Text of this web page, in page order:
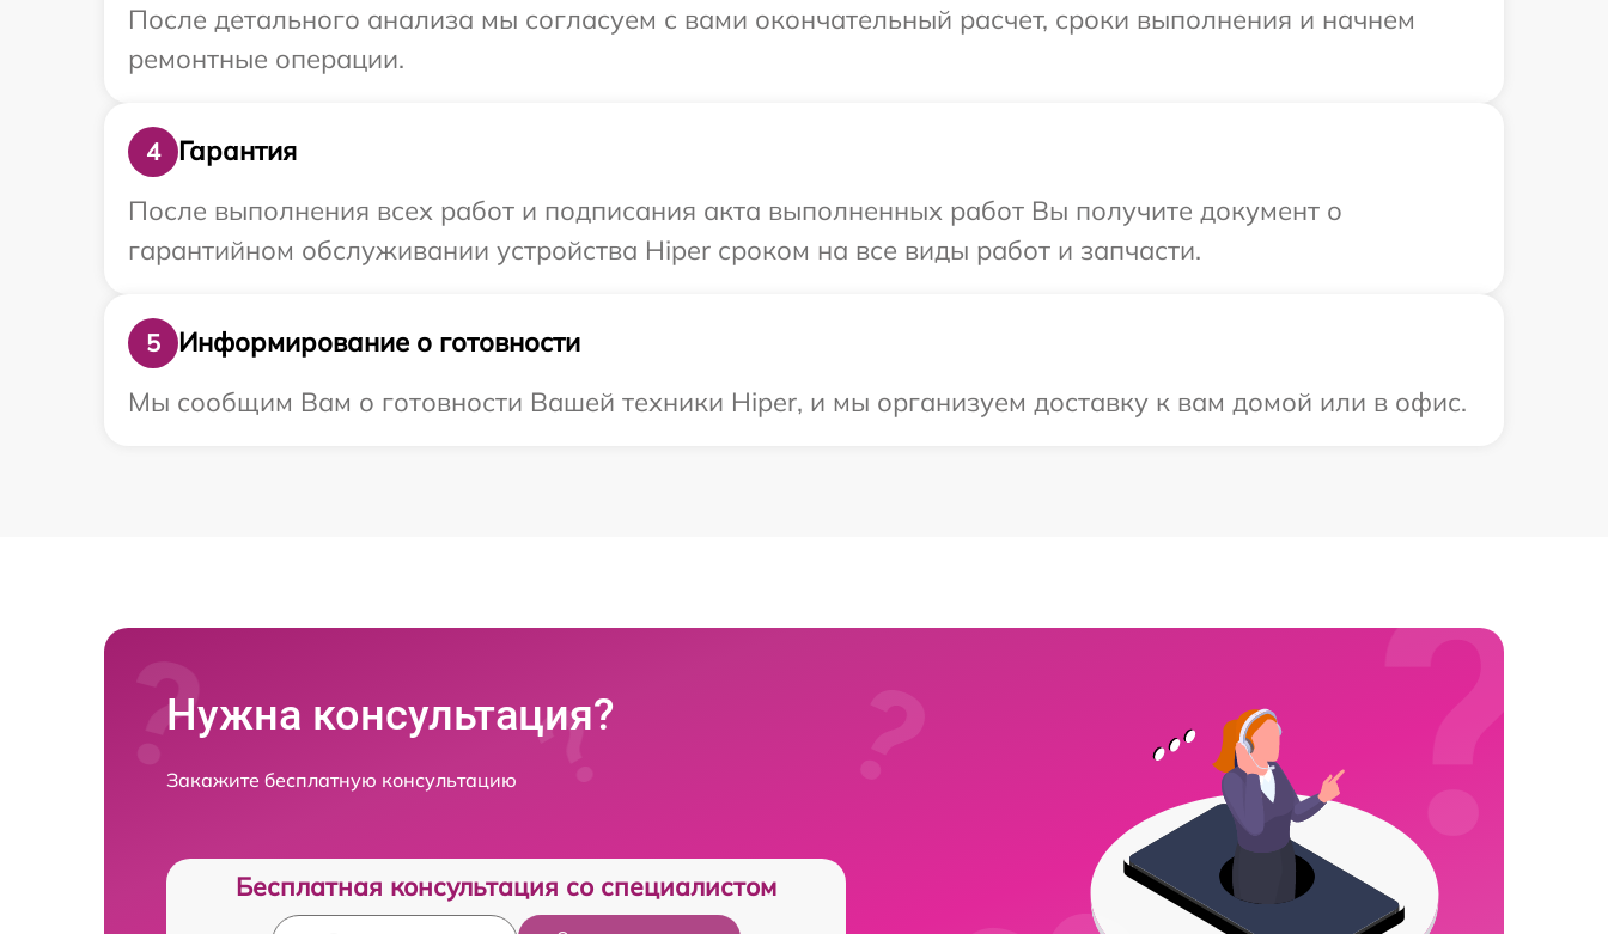
После детального анализа мы согласуем с вами окончательный расчет, сроки выполнения и начнем
ремонтные операции.
4
Гарантия
После выполнения всех работ и подписания акта выполненных работ Вы получите документ о
гарантийном обслуживании устройства Hiper сроком на все виды работ и запчасти.
5
Информирование о готовности
Мы сообщим Вам о готовности Вашей техники Hiper, и мы организуем доставку к вам домой или в офис.
Нужна консультация?
Закажите бесплатную консультацию
Бесплатная консультация со специалистом